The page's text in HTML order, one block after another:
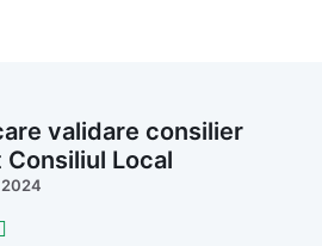
validare consilier
Local